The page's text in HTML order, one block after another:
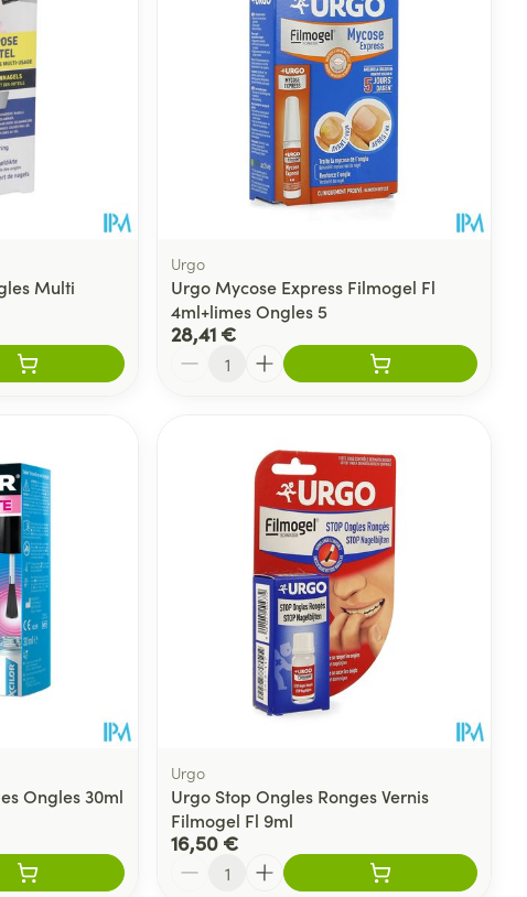
Multi
Urgo
Urgo Mycose Express Filmogel Fl
4ml+limes Ongles 5
28,41 €
Quantité
Ongles 30ml
Urgo
Urgo Stop Ongles Ronges Vernis
Filmogel Fl 9ml
16,50 €
Quantité